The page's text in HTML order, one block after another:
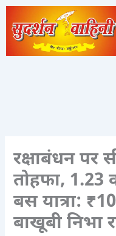
Skip
content
रक्षाबंधन पर
तोहफा, 1.23
बस यात्रा:
बाखूबी निभा